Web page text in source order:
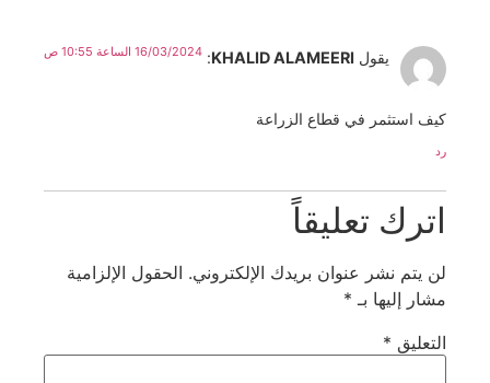
يقول KHALID ALAMEERI
: 16/03/2024 الساعة 10:55 ص
كيف استثمر في قطاع الزراعة
رد
اترك تعليقاً
لن يتم نشر عنوان بريدك الإلكتروني. الحقول الإلزامية
مشار إليها بـ *
التعليق *